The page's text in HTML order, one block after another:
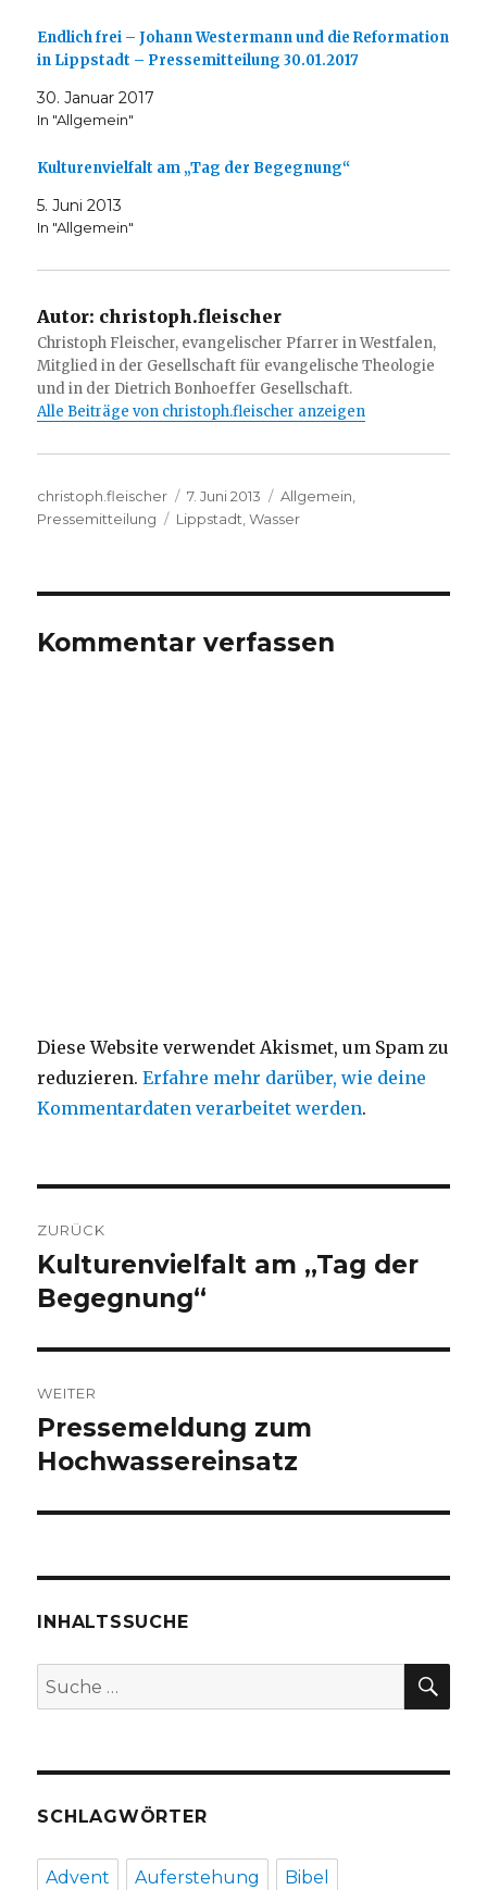
Endlich frei – Johann Westermann und die Reformation
in Lippstadt – Pressemitteilung 30.01.2017
30. Januar 2017
In "Allgemein"
Kulturenvielfalt am „Tag der Begegnung“
5. Juni 2013
In "Allgemein"
Autor: christoph.fleischer
Christoph Fleischer, evangelischer Pfarrer in Westfalen,
Mitglied in der Gesellschaft für evangelische Theologie
und in der Dietrich Bonhoeffer Gesellschaft.
Alle Beiträge von christoph.fleischer anzeigen
Autor
christoph.fleischer
Veröffentlicht
am
7. Juni 2013 Kategorien
Allgemein
Pressemitteilung
Schlagwörter
Lippstadt ,Wasser
Kommentar verfassen
Diese Website verwendet Akismet, um Spam zu
reduzieren.Erfahre mehr darüber, wie deine
Kommentardaten verarbeitet werden.
ZURÜCK
Vorheriger
Beitrag:
Kulturenvielfalt am „Tag der
Begegnung“
WEITER
Nächster
Beitrag:
Pressemeldung zum
Hochwassereinsatz
INHALTSSUCHE
Suche
nach:
SCHLAGWÖRTER
Advent Auferstehung Bibel